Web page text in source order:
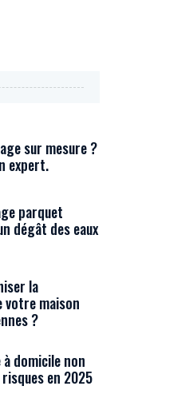
sur mesure ?
expert.
parquet
dégât des eaux
la
maison
?
domicile non
en 2025